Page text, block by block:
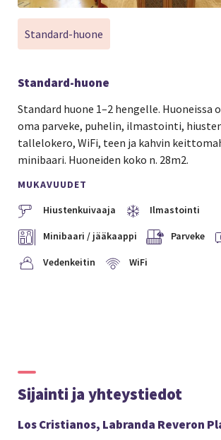
Standard-huone
Standard-huone
Standard huone 1–2 hengelle. Huoneissa
oma parveke, puhelin, ilmastointi,
tallelokero, WiFi, teen ja kahvin
minibaari. Huoneiden koko n. 28m2.
MUKAVUUDET
Hiustenkuivaaja
Ilmastointi
Minibaari / jääkaappi Parveke
Vedenkeitin WiFi
Sijainti ja yhteystiedot
Los Cristianos, Labranda Reveron